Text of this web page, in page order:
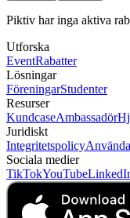
Piktiv har inga aktiva
Utforska
EventRabatter
Lösningar
FöreningarStudenter
Resurser
KundcaseAmbassadör
Juridiskt
Integritetspolicy
Sociala medier
TikTokYouTube